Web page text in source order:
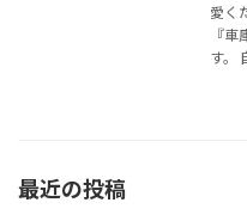
愛く
『
す。
最近の投稿